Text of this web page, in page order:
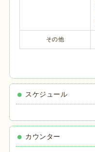
その他
スケジュール
カウンター